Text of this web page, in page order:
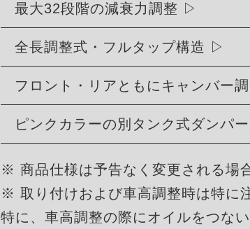
最大32段階の減衰力調整
全長調整式・フルタップ構造
フロント・リアともにキャンバー
ピンクカラーの別タンク式ダンパー
※ 商品仕様は予告なく変更される場
※ 取り付けおよび車高調整時は特に
特に、車高調整の際にオイルをつな